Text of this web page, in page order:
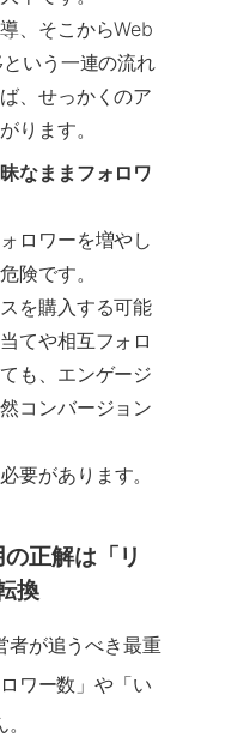
、そこからWeb
いう一連の流れ
、せっかくのア
ります。
なままフォロワ
ロワーを増やし
険です。
を購入する可能
てや相互フォロ
も、エンゲージ
コンバージョン
必要があります。
正解は「リ
換
者が追うべき最重
ワー数」や「い